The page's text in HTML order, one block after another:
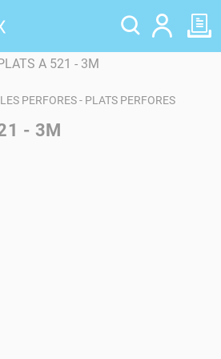
PERFORES - PLATS PERFORES
- 3M